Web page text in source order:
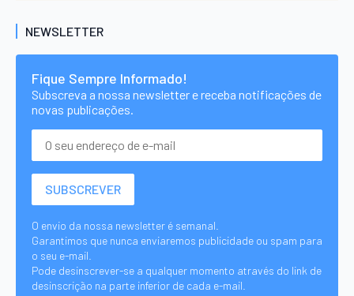
NEWSLETTER
Fique Sempre Informado!
Subscreva a nossa newsletter e receba notificações de
novas publicações.
O envio da nossa newsletter é semanal.
Garantimos que nunca enviaremos publicidade ou spam para
o seu e-mail.
Pode desinscrever-se a qualquer momento através do link de
desinscrição na parte inferior de cada e-mail.